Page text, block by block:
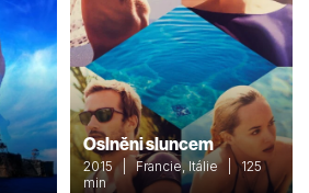
Oslněni sluncem
2015 | Francie, Itálie | 125
min